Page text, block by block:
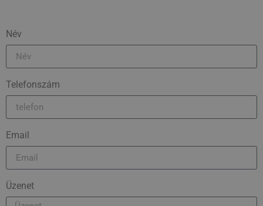
Név
Telefonszám
Email
Üzenet